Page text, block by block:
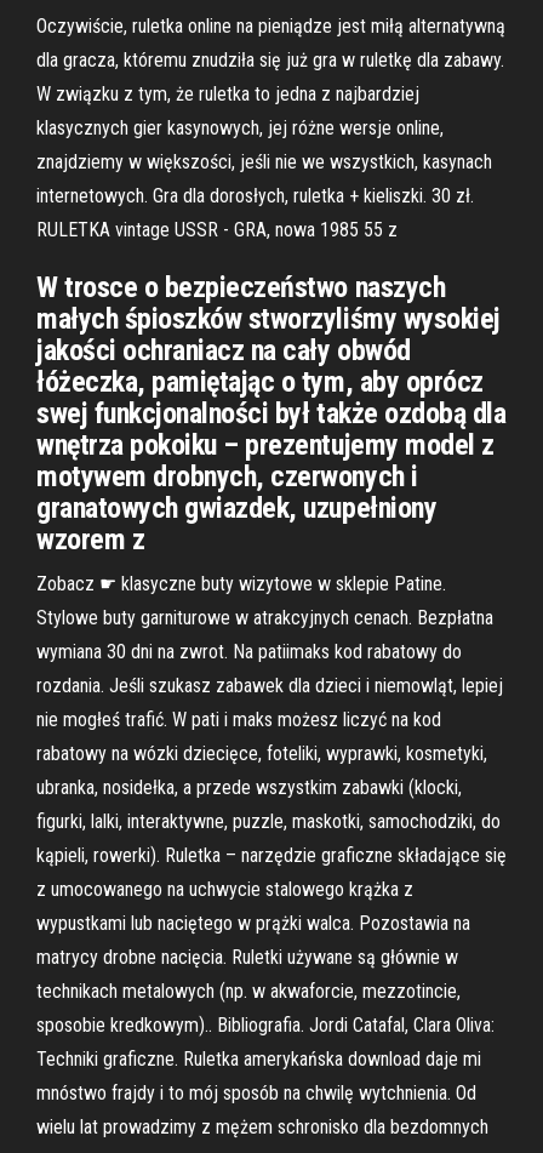
Oczywiście, ruletka online na pieniądze jest miłą alternatywną
dla gracza, któremu znudziła się już gra w ruletkę dla zabawy.
W związku z tym, że ruletka to jedna z najbardziej
klasycznych gier kasynowych, jej różne wersje online,
znajdziemy w większości, jeśli nie we wszystkich, kasynach
internetowych. Gra dla dorosłych, ruletka + kieliszki. 30 zł.
RULETKA vintage USSR - GRA, nowa 1985 55 z
W trosce o bezpieczeństwo naszych
małych śpioszków stworzyliśmy wysokiej
jakości ochraniacz na cały obwód
łóżeczka, pamiętając o tym, aby oprócz
swej funkcjonalności był także ozdobą dla
wnętrza pokoiku – prezentujemy model z
motywem drobnych, czerwonych i
granatowych gwiazdek, uzupełniony
wzorem z
Zobacz ☛ klasyczne buty wizytowe w sklepie Patine.
Stylowe buty garniturowe w atrakcyjnych cenach. Bezpłatna
wymiana 30 dni na zwrot. Na patiimaks kod rabatowy do
rozdania. Jeśli szukasz zabawek dla dzieci i niemowląt, lepiej
nie mogłeś trafić. W pati i maks możesz liczyć na kod
rabatowy na wózki dziecięce, foteliki, wyprawki, kosmetyki,
ubranka, nosidełka, a przede wszystkim zabawki (klocki,
figurki, lalki, interaktywne, puzzle, maskotki, samochodziki, do
kąpieli, rowerki). Ruletka – narzędzie graficzne składające się
z umocowanego na uchwycie stalowego krążka z
wypustkami lub naciętego w prążki walca. Pozostawia na
matrycy drobne nacięcia. Ruletki używane są głównie w
technikach metalowych (np. w akwaforcie, mezzotincie,
sposobie kredkowym).. Bibliografia. Jordi Catafal, Clara Oliva:
Techniki graficzne. Ruletka amerykańska download daje mi
mnóstwo frajdy i to mój sposób na chwilę wytchnienia. Od
wielu lat prowadzimy z mężem schronisko dla bezdomnych